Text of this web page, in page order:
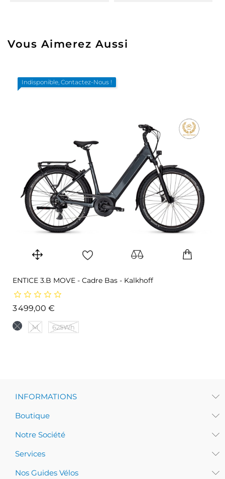
Vous Aimerez Aussi
Indisponible, Contactez-Nous !
ENTICE 3.B MOVE - Cadre Bas - Kalkhoff
3 499,00 €
M 625Wh
INFORMATIONS
Boutique
Notre Société
Services
Nos Guides Vélos